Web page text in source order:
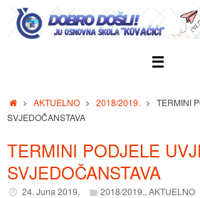
Skip
content
HomeAKTUELNO 2018/2019.
TERMINI
SVJEDOČANSTAVA
TERMINI PODJELE
SVJEDOČANSTAVA
24. Juna 2019. 2018/2019.,AKTUELNO